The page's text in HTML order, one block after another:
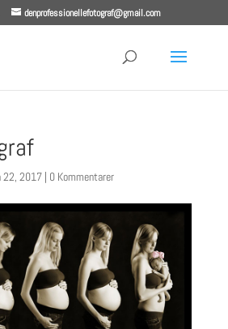
denprofessionellefotograf@gmail.com
22, 2017| 0 Kommentarer